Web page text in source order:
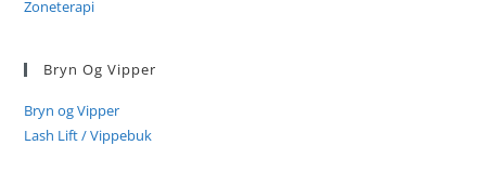
Zoneterapi
Bryn Og Vipper
Bryn og Vipper
Lash Lift / Vippebuk